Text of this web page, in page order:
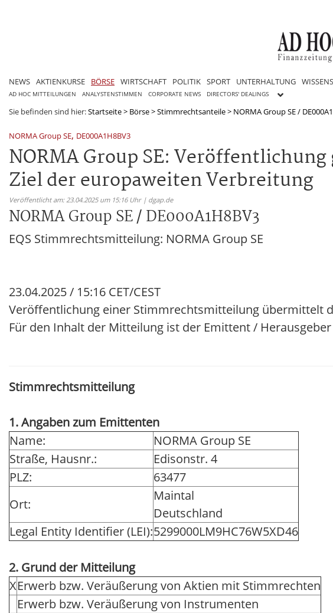
NEWS AKTIENKURSE BÖRSE WIRTSCHAFT POLITIK SPORT UNTERHALTUNG
AD HOC MITTEILUNGEN ANALYSTENSTIMMEN CORPORATE NEWS DIRECTORS' DEALINGS
Sie befinden sind hier:Startseite> Börse>Stimmrechtsanteile> NORMA Group SE /
NORMA Group SE, DE000A1H8BV3
NORMA Group SE:
Ziel der europaweiten Verbreitung
Veröffentlicht am: 23.04.2025 um 15:16 Uhr | dgap.de
NORMA Group SE / DE000A1H8BV3
EQS Stimmrechtsmitteilung: NORMA Group SE
23.04.2025 / 15:16 CET/CEST
Veröffentlichung einer Stimmrechtsmitteilung übermittelt
Für den Inhalt der Mitteilung ist der Emittent /
Stimmrechtsmitteilung
1. Angaben zum Emittenten
Name:
NORMA Group SE
Straße, Hausnr.:
Edisonstr. 4
PLZ:
63477
Ort:
Maintal
Deutschland
Legal Entity Identifier (LEI):5299000LM9HC76W5XD46
2. Grund der Mitteilung
XErwerb bzw. Veräußerung von Aktien mit Stimmrechten
Erwerb bzw. Veräußerung von Instrumenten